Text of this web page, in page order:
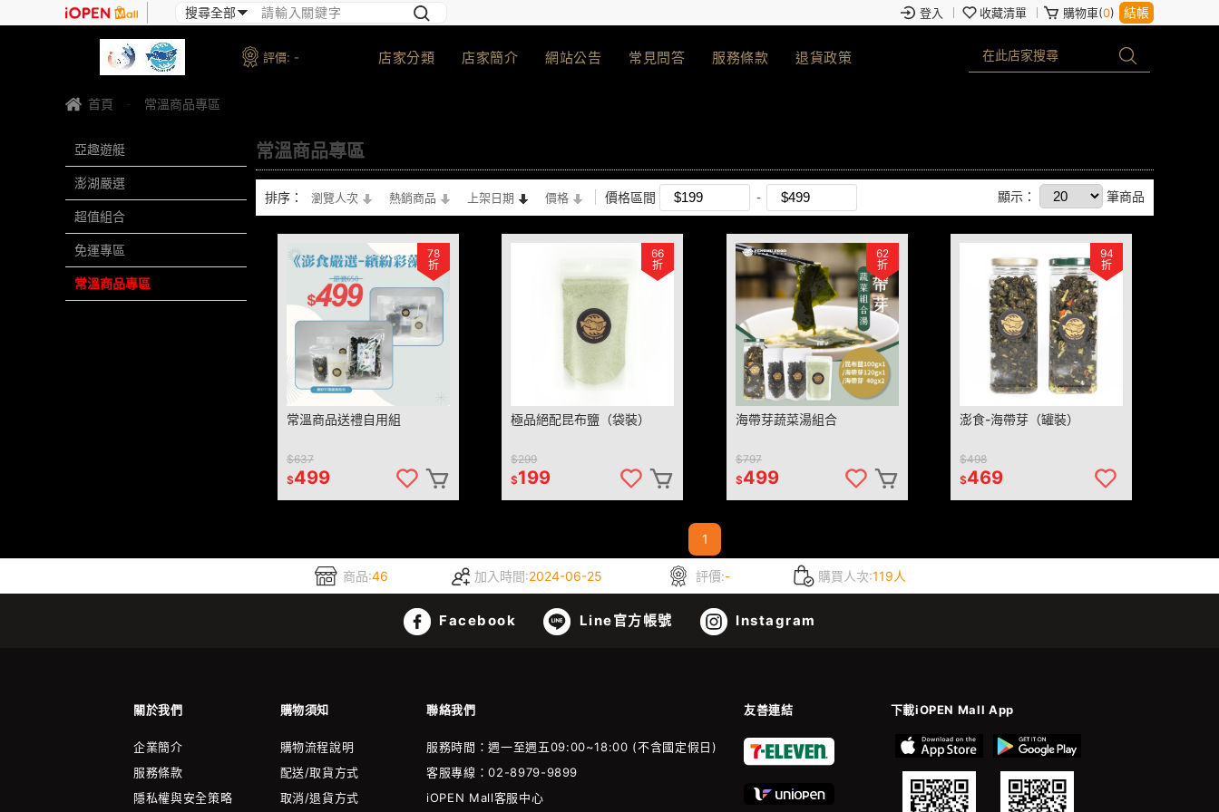
登入 收藏清單 購物車(0) 結帳
評價: - 店家分類 店家簡介 網站公告 常見問答 服務條款 退貨政策
首頁 - 常溫商品專區
亞趣遊艇
澎湖嚴選
超值組合
免運專區
常溫商品專區
常溫商品專區
排序： 瀏覽人次 熱銷商品 上架日期 價格 價格區間 顯示： 筆商品
78
折
常溫商品送禮自用組
$637
$499
66
折
極品絕配昆布鹽（袋裝）
$299
$199
62
折
海帶芽蔬菜湯組合
$797
$499
94
折
澎食-海帶芽（罐裝）
$498
$469
1
商品:46 加入時間:2024-06-25 評價:- 購買人次:119人
Facebook Line官方帳號 Instagram
關於我們 購物須知 聯絡我們 友善連結 下載iOPEN Mall App
企業簡介
服務條款
隱私權與安全策略
購物流程說明
配送/取貨方式
取消/退貨方式
服務時間：週一至週五09:00~18:00 (不含國定假日)
客服專線：02-8979-9899
iOPEN Mall客服中心